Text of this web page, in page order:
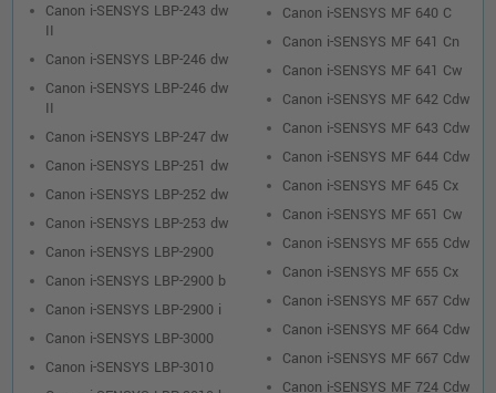
Canon i-SENSYS LBP-243 dw
II
Canon i-SENSYS LBP-246 dw
Canon i-SENSYS LBP-246 dw
II
Canon i-SENSYS LBP-247 dw
Canon i-SENSYS LBP-251 dw
Canon i-SENSYS LBP-252 dw
Canon i-SENSYS LBP-253 dw
Canon i-SENSYS LBP-2900
Canon i-SENSYS LBP-2900 b
Canon i-SENSYS LBP-2900 i
Canon i-SENSYS LBP-3000
Canon i-SENSYS LBP-3010
Canon i-SENSYS MF 640 C
Canon i-SENSYS MF 641 Cn
Canon i-SENSYS MF 641 Cw
Canon i-SENSYS MF 642 Cdw
Canon i-SENSYS MF 643 Cdw
Canon i-SENSYS MF 644 Cdw
Canon i-SENSYS MF 645 Cx
Canon i-SENSYS MF 651 Cw
Canon i-SENSYS MF 655 Cdw
Canon i-SENSYS MF 655 Cx
Canon i-SENSYS MF 657 Cdw
Canon i-SENSYS MF 664 Cdw
Canon i-SENSYS MF 667 Cdw
Canon i-SENSYS MF 724 Cdw